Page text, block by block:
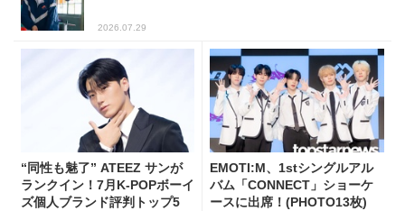
2026.07.29
“同性も魅了” ATEEZ サンが
ランクイン！7月K-POPボーイ
ズ個人ブランド評判トップ5
EMOTI:M、1stシングルアル
バム「CONNECT」ショーケ
ースに出席！(PHOTO13枚)